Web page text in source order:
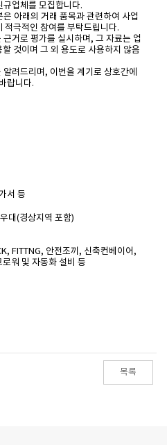
업체를 모집합니다.
아래의 거래 품목과 관련하여 사업
적극적인 참여를 부탁드립니다.
거로 평가를 실시하며, 그 자료는 업
것이며 그 외 용도로 사용하지 않음
려드리며, 이번을 계기로 상호간에
랍니다.
서 등
대(경상지역 포함)
FITTNG, 안전조끼, 신축컨베이어,
워 및 자동화 설비 등
목록